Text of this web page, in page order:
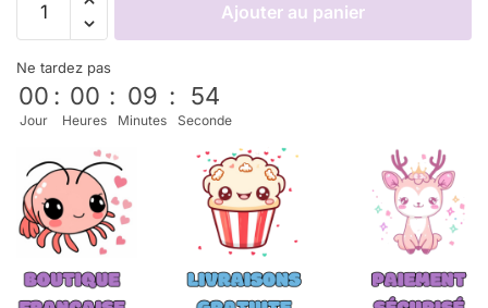
Ajouter au panier
Ne tardez pas
00
Jour
: 00
Heures
: 09
Minutes
: 54
Seconde